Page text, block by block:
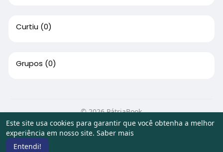
Este site usa cookies para garantir que você obtenha a melhor
experiência em nosso site. Saber mais
Entendi!
Curtiu (0)
Grupos (0)
© 2026 PátriaBook
Início
Sobre Contato Privacidade
Termos de Uso
Artigos